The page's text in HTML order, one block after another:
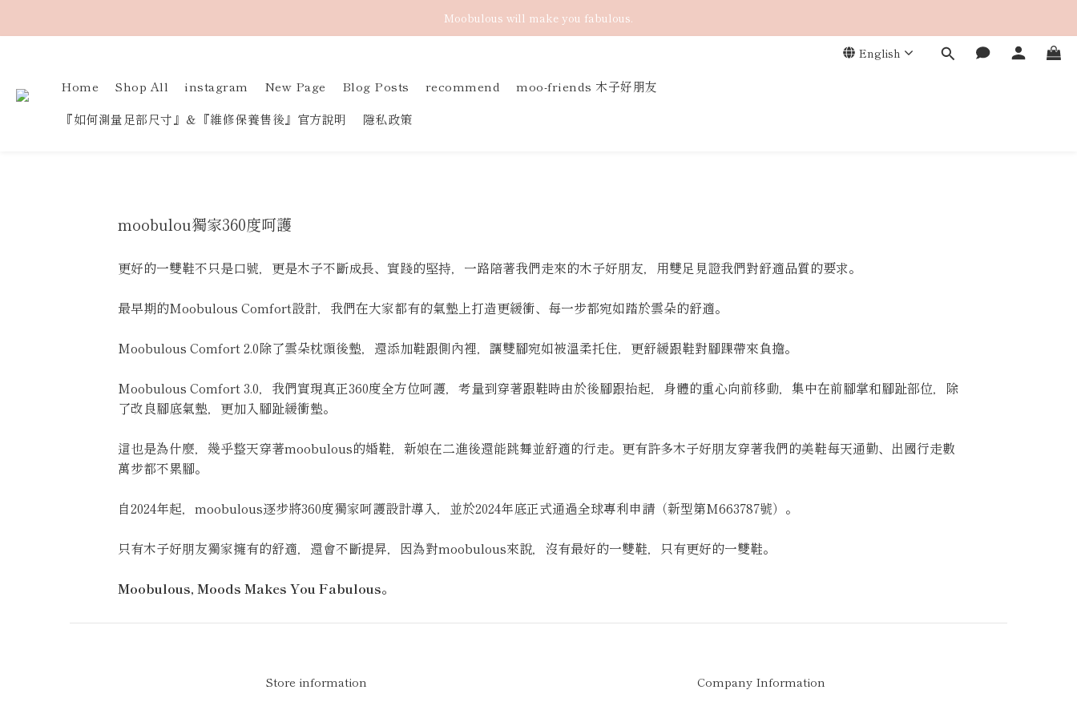
Moobulous will make you fabulous.
English
Home Shop All instagram New Page Blog Posts recommend
moo-friends 木子好朋友
『如何測量足部尺寸』＆『維修保養售後』官方說明
隱私政策
moobulou獨家360度呵護
更好的一雙鞋不只是口號，更是木子不斷成長、實踐的堅持，一路陪著我們走來的木子好朋友，用雙足見證我們對舒適品質的要求。
最早期的Moobulous Comfort設計，我們在大家都有的氣墊上打造更緩衝、每一步都宛如踏於雲朵的舒適。
Moobulous Comfort 2.0除了雲朵枕頭後墊，還添加鞋跟側內裡，讓雙腳宛如被溫柔托住，更舒緩跟鞋對腳踝帶來負擔。
Moobulous Comfort 3.0，我們實現真正360度全方位呵護，考量到穿著跟鞋時由於後腳跟抬起，身體的重心向前移動，集中在前腳掌和腳趾部位，除
了改良腳底氣墊，更加入腳趾緩衝墊。
這也是為什麼，幾乎整天穿著moobulous的婚鞋，新娘在二進後還能跳舞並舒適的行走。更有許多木子好朋友穿著我們的美鞋每天通勤、出國行走數
萬步都不累腳。
自2024年起，moobulous逐步將360度獨家呵護設計導入，並於2024年底正式通過全球專利申請（新型第M663787號）。
只有木子好朋友獨家擁有的舒適，還會不斷提昇，因為對moobulous來說，沒有最好的一雙鞋，只有更好的一雙鞋。
Moobulous, Moods Makes You Fabulous。
Store information Company Information